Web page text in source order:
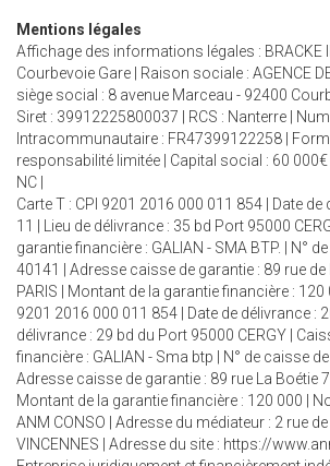
Mentions légales
Affichage des informations légales : BRACKE
Courbevoie Gare | Raison sociale : AGENCE
siège social : 8 avenue Marceau - 92400
Siret : 39912225800037 | RCS : Nanterre |
Intracommunautaire : FR47399122258 |
responsabilité limitée | Capital social : 60 000€
NC |
Carte T : CPI 9201 2016 000 011 854 | Date
11 | Lieu de délivrance : 35 bd Port 95000
garantie financière : GALIAN - SMA BTP. | N°
40141 | Adresse caisse de garantie : 89 rue de
PARIS | Montant de la garantie financière : 120
9201 2016 000 011 854 | Date de délivrance :
délivrance : 29 bd du Port 95000 CERGY |
financière : GALIAN - Sma btp | N° de caisse
Adresse caisse de garantie : 89 rue La Boétie
Montant de la garantie financière : 120 000 |
ANM CONSO | Adresse du médiateur : 2 rue
VINCENNES | Adresse du site : https://